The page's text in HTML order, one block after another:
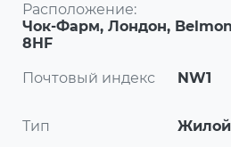
Расположение:
Чок-Фарм, Лондон,
8HF
Почтовый индекс NW1
Тип
Жилой